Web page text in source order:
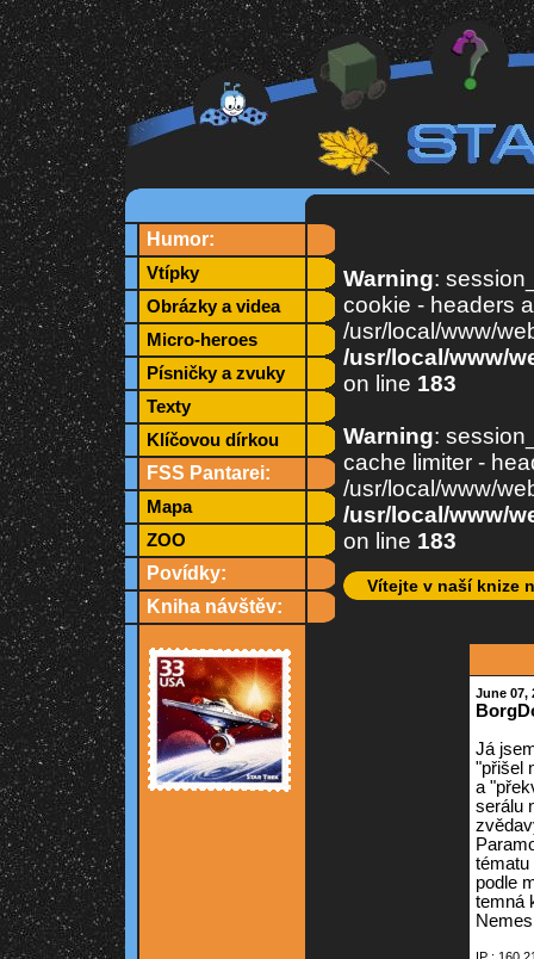
Humor:
Vtípky
Obrázky a videa
Micro-heroes
Písničky a zvuky
Texty
Klíčovou dírkou
FSS Pantarei:
Mapa
ZOO
Povídky:
Kniha návštěv:
Warning:
cookie - headers
/usr/local/www/
/usr/local/www/
on line 183
Warning:
cache limiter -
/usr/local/www/
/usr/local/www/
on line 183
Vítejte v naší knize
June 07,
Já
"přišel
a
serálu
tématu
podle
temná